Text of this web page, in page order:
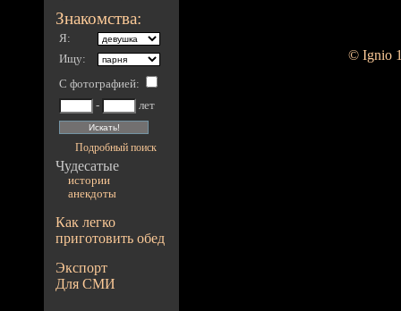
Знакомства:
Я:
Ищу:
С фотографией:
-
лет
Подробный поиск
Чудесатые
истории
анекдоты
Как легко
приготовить обед
Экспорт
Для СМИ
© Ignio